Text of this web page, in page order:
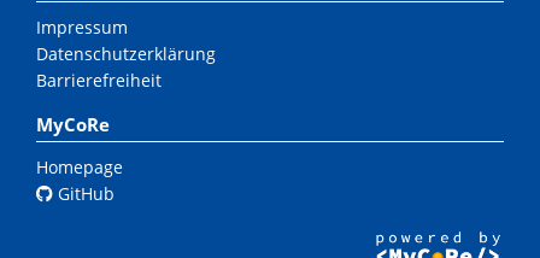
Impressum
Datenschutzerklärung
Barrierefreiheit
MyCoRe
Homepage
GitHub